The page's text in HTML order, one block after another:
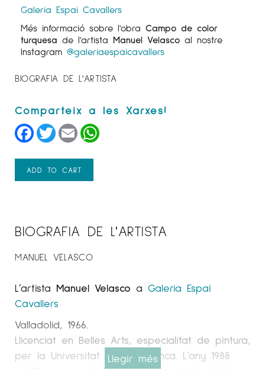
Galeria Espai Cavallers
Més informació sobre l'obra Campo de color
turquesa de l'artista Manuel Velasco al nostre
Instagram @galeriaespaicavallers
BIOGRAFIA DE L'ARTISTA
Facebook
TwitterEmail
ADD TO CART
BIOGRAFIA DE L'ARTISTA
MANUEL VELASCO
L’artista Manuel Velasco a Galeria Espai
Cavallers
Valladolid, 1966.
Llicenciat en Belles Arts, especialitat de pintura,
per la Universitat de Salamanca. L’any 1988
realitza una estada de residència i treball per
Llegir més